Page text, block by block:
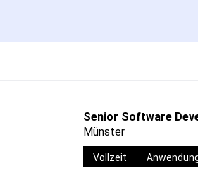
Senior Software
Münster
Vollzeit